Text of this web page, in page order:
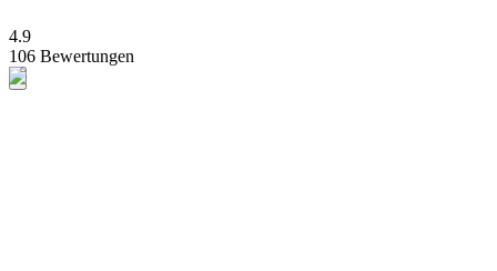
4.9
106 Bewertungen